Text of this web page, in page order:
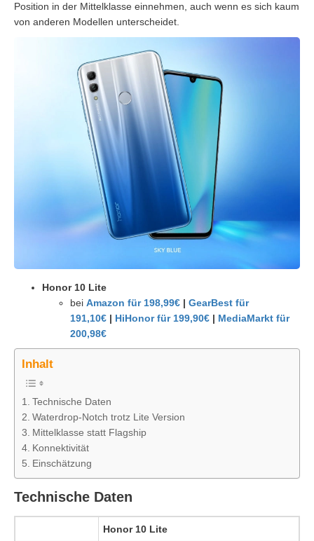
Position in der Mittelklasse einnehmen, auch wenn es sich kaum
von anderen Modellen unterscheidet.
Honor 10 Lite
bei Amazon für 198,99€ | GearBest für
191,10€ | HiHonor für 199,90€ | MediaMarkt für
200,98€
Inhalt
Technische Daten
Waterdrop-Notch trotz Lite Version
Mittelklasse statt Flagship
Konnektivität
Einschätzung
Technische Daten
Honor 10 Lite